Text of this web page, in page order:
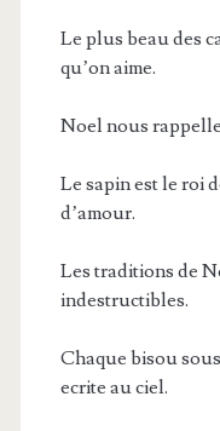
Le plus beau des
qu’on aime.
Noel nous
Le sapin est le roi
d’amour.
Les traditions de
indestructibles.
Chaque bisou
ecrite au ciel.